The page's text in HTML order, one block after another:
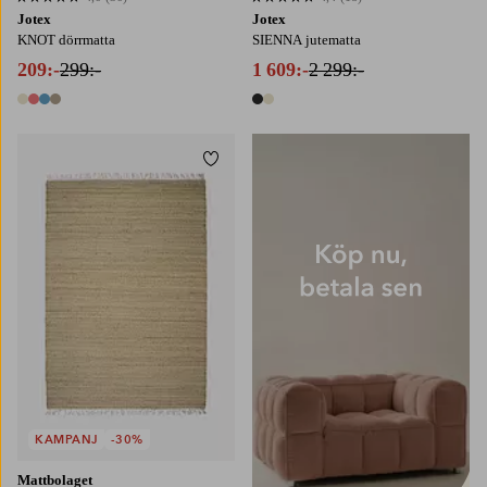
Jotex
KNOT dörrmatta
209:-299:-
4 färger
Jotex
SIENNA jutematta
1 609:-2 299:-
2 färger
Mattbolaget
KAMPANJ -30%
Lägg till i favoriter
160X230 200X290